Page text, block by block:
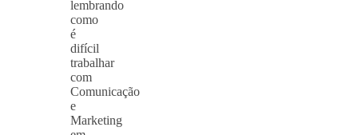
lembrando
como
é
difícil
trabalhar
com
Comunicação
e
Marketing